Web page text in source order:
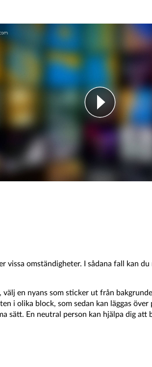
omständigheter. I sådana fall kan
en nyans som sticker ut från
i olika block, som sedan kan läggas över
sätt. En neutral person kan hjälpa dig att